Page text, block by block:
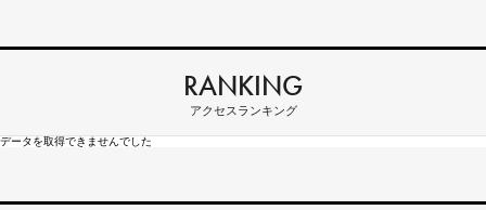
RANKING
アクセスランキング
データを取得できませんでした